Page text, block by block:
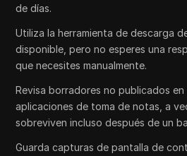
de días.
Utiliza la herramienta de descarga
disponible, pero no esperes una
que necesites manualmente.
Revisa borradores no publicados
aplicaciones de toma de notas, a
sobreviven incluso después de un
Guarda capturas de pantalla de